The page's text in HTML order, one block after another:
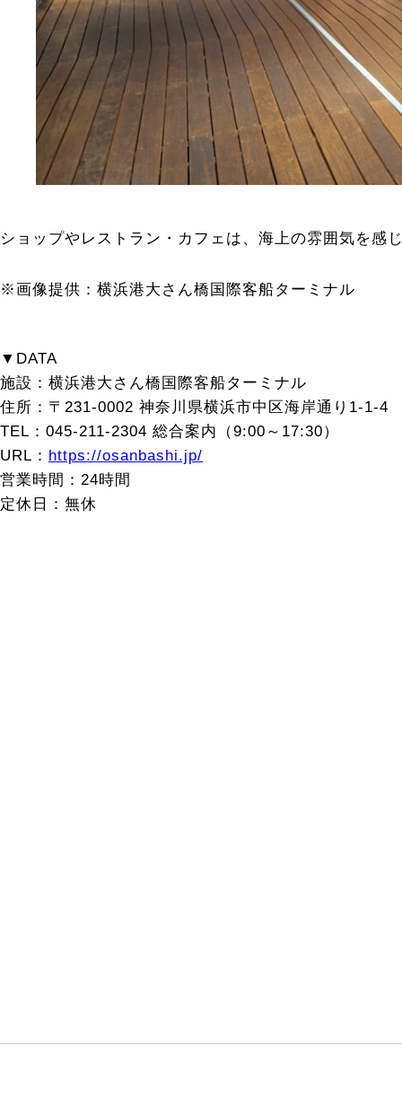
ショップやレストラン・カフェは、海上の雰囲気を感
※画像提供：横浜港大さん橋国際客船ターミナル
▼DATA
施設：横浜港大さん橋国際客船ターミナル
住所：〒231-0002 神奈川県横浜市中区海岸通り1-1-4
TEL：045-211-2304 総合案内（9:00～17:30）
URL： https://osanbashi.jp/
営業時間：24時間
定休日：無休